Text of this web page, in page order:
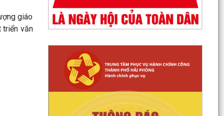
giáo
triển văn